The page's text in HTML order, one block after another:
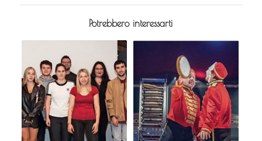
Potrebbero interessarti